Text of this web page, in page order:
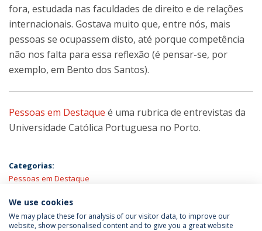
fora, estudada nas faculdades de direito e de relações
internacionais. Gostava muito que, entre nós, mais
pessoas se ocupassem disto, até porque competência
não nos falta para essa reflexão (é pensar-se, por
exemplo, em Bento dos Santos).
Pessoas em Destaque é uma rubrica de entrevistas da
Universidade Católica Portuguesa no Porto.
Categorias:
Pessoas em Destaque
We use cookies
We may place these for analysis of our visitor data, to improve our
website, show personalised content and to give you a great website